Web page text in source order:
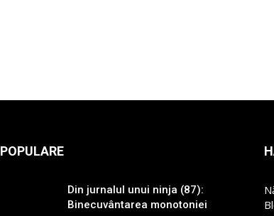
POPULARE
Din jurnalul unui ninja (87):
Binecuvântarea monotoniei